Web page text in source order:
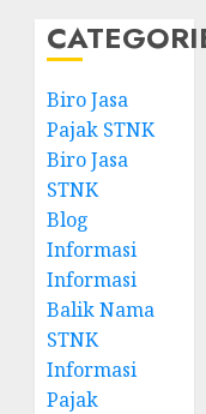
Biro Jasa
Pajak STNK
Biro Jasa
STNK
Blog
Informasi
Informasi
Balik Nama
STNK
Informasi
Pajak